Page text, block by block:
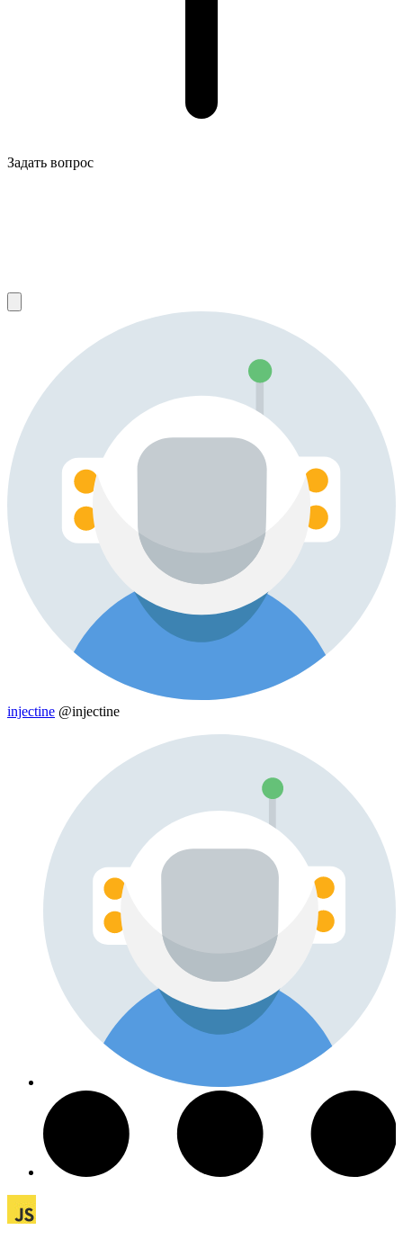
Задать вопрос
injectine @injectine